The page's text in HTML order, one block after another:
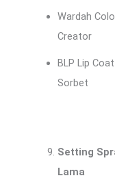
Wardah
Creator
BLP Lip
Sorbet
Setting
Lama